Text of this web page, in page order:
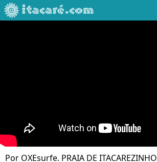
Por OXEsurfe. PRAIA DE ITACAREZINHO